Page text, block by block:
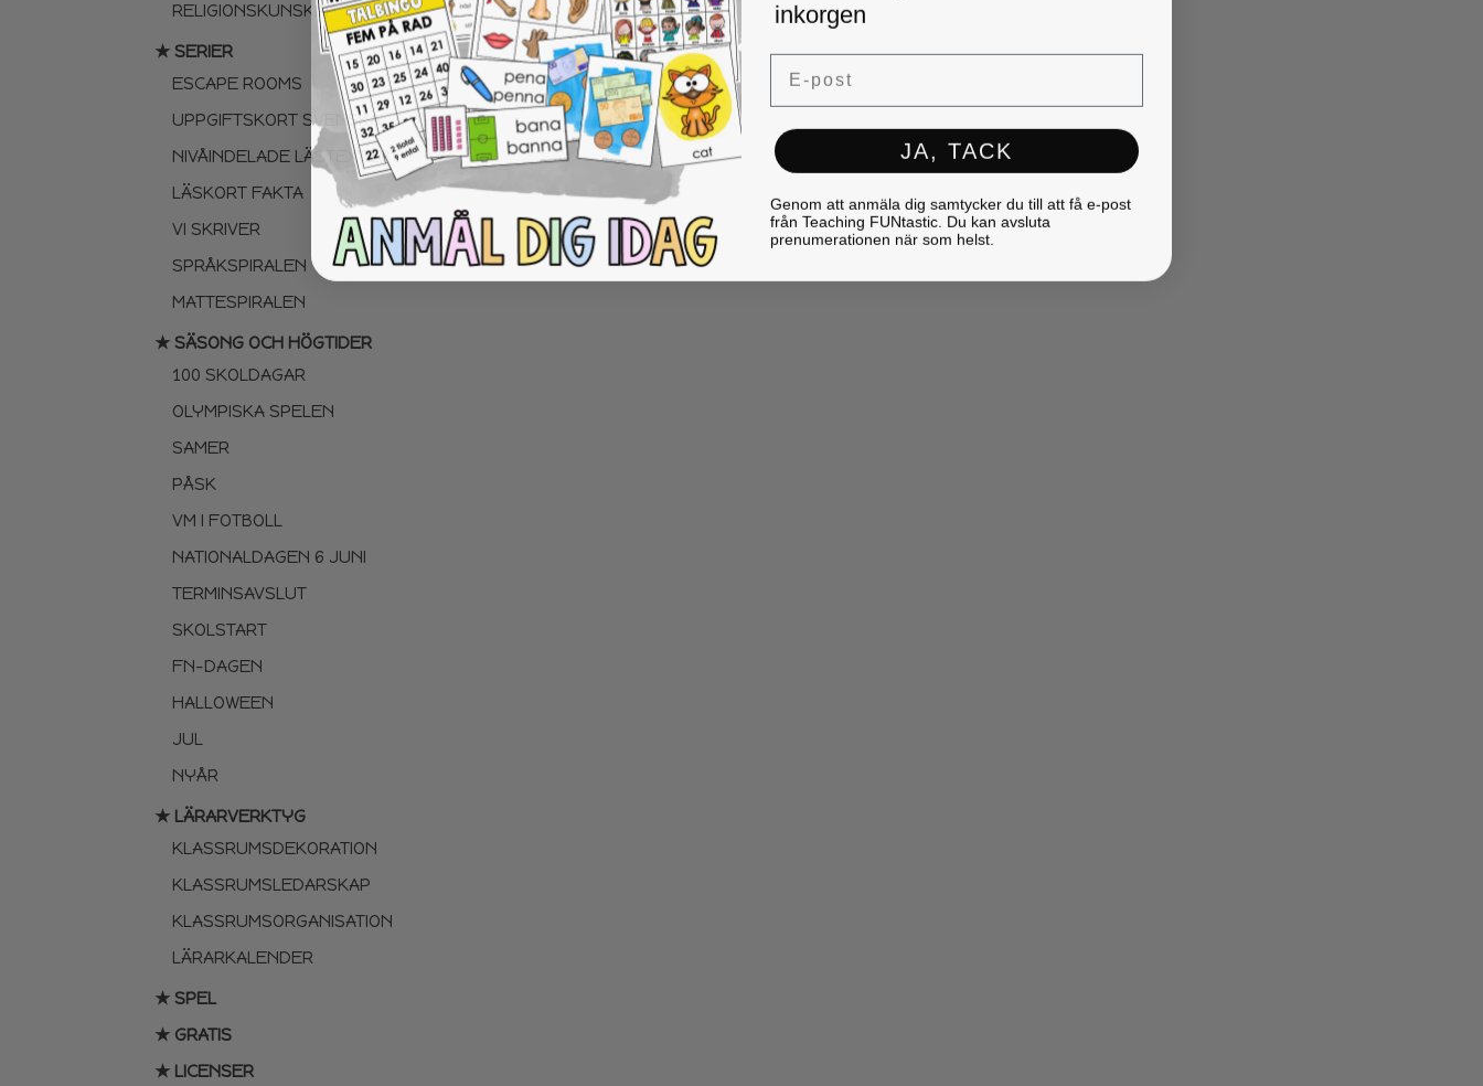
RELIGIONSKUNSKAP
★ SERIER
ESCAPE ROOMS
UPPGIFTSKORT SVENSKA
NIVÅINDELADE LÄSTEXTER
LÄSKORT FAKTA
VI SKRIVER
SPRÅKSPIRALEN
MATTESPIRALEN
★ SÄSONG OCH HÖGTIDER
100 SKOLDAGAR
OLYMPISKA SPELEN
SAMER
PÅSK
VM I FOTBOLL
NATIONALDAGEN 6 JUNI
TERMINSAVSLUT
SKOLSTART
FN-DAGEN
HALLOWEEN
JUL
NYÅR
★ LÄRARVERKTYG
KLASSRUMSDEKORATION
KLASSRUMSLEDARSKAP
KLASSRUMSORGANISATION
LÄRARKALENDER
★ SPEL
★ GRATIS
★ LICENSER
inkorgen
Email
JA, TACK
Genom att anmäla dig samtycker du till att få e-post
från Teaching FUNtastic. Du kan avsluta
prenumerationen när som helst.